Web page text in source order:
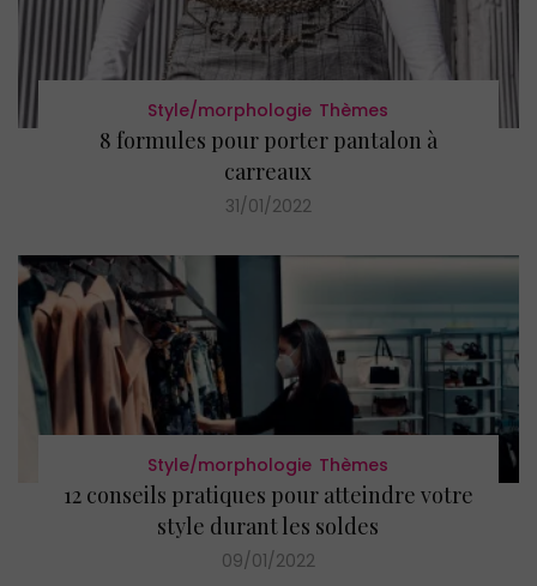
Style/morphologie Thèmes
8 formules pour porter pantalon à
carreaux
31/01/2022
Style/morphologie Thèmes
12 conseils pratiques pour atteindre votre
style durant les soldes
09/01/2022